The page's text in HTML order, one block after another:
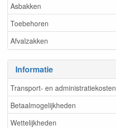
Asbakken
Toebehoren
Afvalzakken
Informatie
Transport- en administratiekosten
Betaalmogelijkheden
Wettelijkheden